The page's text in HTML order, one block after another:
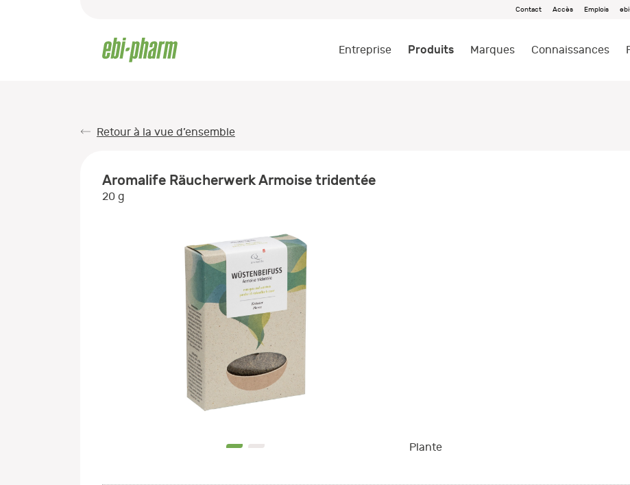
Contact Accès Emplois
Entreprise Produits Marques Connaissances
Retour à la vue d’ensemble
Aromalife Räucherwerk Armoise tridentée
20 g
Plante